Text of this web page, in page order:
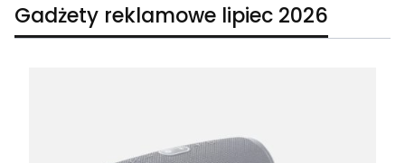
Gadżety reklamowe lipiec 2026